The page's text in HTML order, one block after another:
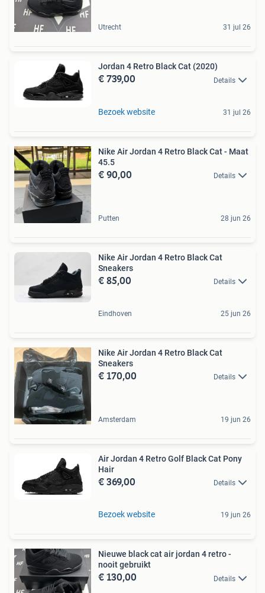
Utrecht 31 jul 26
Jordan 4 Retro Black Cat (2020)
€ 739,00 Details
Bezoek website 31 jul 26
Nike Air Jordan 4 Retro Black Cat - Maat
45.5
€ 90,00 Details
Putten 28 jun 26
Nike Air Jordan 4 Retro Black Cat
Sneakers
€ 85,00 Details
Eindhoven 25 jun 26
Nike Air Jordan 4 Retro Black Cat
Sneakers
€ 170,00 Details
Amsterdam 19 jun 26
Air Jordan 4 Retro Golf Black Cat Pony
Hair
€ 369,00 Details
Bezoek website 19 jun 26
Nieuwe black cat air jordan 4 retro -
nooit gebruikt
€ 130,00 Details